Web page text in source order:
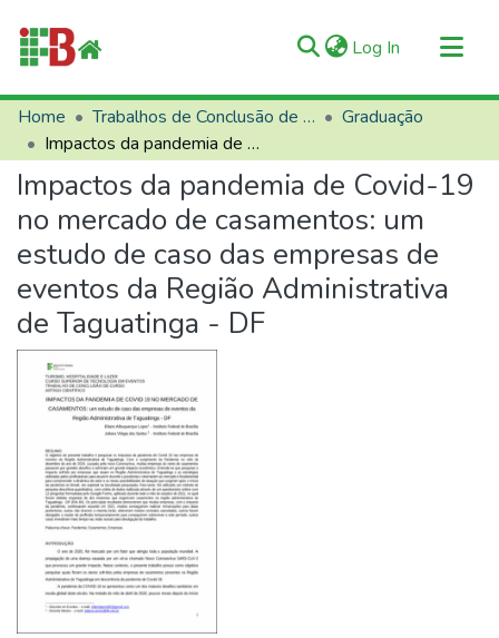
Log In (current)
Communities & Collections
All of RIIFB
Manuals and Terms
Statistics
About RIIFB
Help
Contacts
Home Trabalhos de Conclusão de Curso (TCCs)
Graduação
Impactos da pandemia de Covid-19 no mercado de casamentos: um estudo de caso das empresas de eventos da Região Administrativa de Taguatinga - DF
Impactos da pandemia de Covid-19
no mercado de casamentos: um
estudo de caso das empresas de
eventos da Região Administrativa
de Taguatinga - DF